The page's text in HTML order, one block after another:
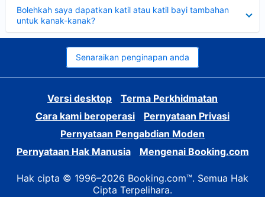
Bolehkah saya dapatkan katil atau katil bayi tambahan
untuk kanak-kanak?
Senaraikan penginapan anda
Versi desktop
Terma Perkhidmatan
Cara kami beroperasi
Pernyataan Privasi
Pernyataan Pengabdian Moden
Pernyataan Hak Manusia
Mengenai Booking.com
Hak cipta © 1996–2026 Booking.com™. Semua Hak
Cipta Terpelihara.